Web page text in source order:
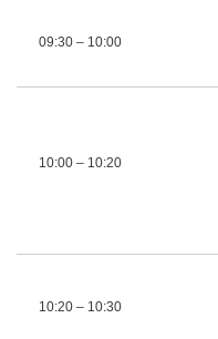
09:30 – 10:00
10:00 – 10:20
10:20 – 10:30